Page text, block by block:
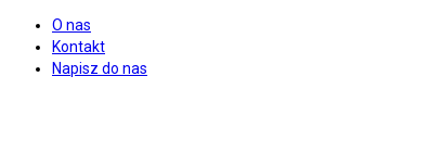
O nas
Kontakt
Napisz do nas